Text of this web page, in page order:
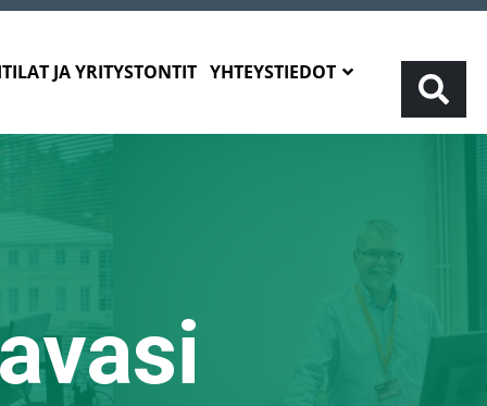
JA YRITYSTONTIT YHTEYSTIEDOT